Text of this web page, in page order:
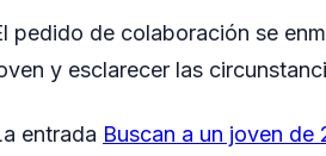
pedido de colaboración se
y esclarecer las
entrada Buscan a un joven